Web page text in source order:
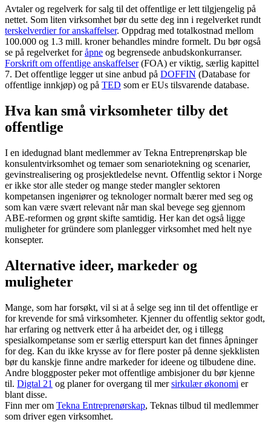
Avtaler og regelverk for salg til det offentlige er lett tilgjengelig på
nettet. Som liten virksomhet bør du sette deg inn i regelverket rundt
terskelverdier for anskaffelser. Oppdrag med totalkostnad mellom
100.000 og 1.3 mill. kroner behandles mindre formelt. Du bør også
se på regelverket foråpne og begrensede anbudskonkurranser.
Forskrift om offentlige anskaffelser(FOA) er viktig, særlig kapittel
7. Det offentlige legger ut sine anbud på DOFFIN (Database for
offentlige innkjøp) og på TED som er EUs tilsvarende database.
Hva kan små virksomheter tilby det
offentlige
I en idedugnad blant medlemmer av Tekna Entreprenørskap ble
konsulentvirksomhet og temaer som senariotekning og scenarier,
gevinstrealisering og prosjektledelse nevnt. Offentlig sektor i Norge
er ikke stor alle steder og mange steder mangler sektoren
kompetansen ingeniører og teknologer normalt bærer med seg og
som kan være svært relevant når man skal bevege seg gjennom
ABE-reformen og grønt skifte samtidig. Her kan det også ligge
muligheter for gründere som planlegger virksomhet med helt nye
konsepter.
Alternative ideer, markeder og
muligheter
Mange, som har forsøkt, vil si at å selge seg inn til det offentlige er
for krevende for små virksomheter. Kjenner du offentlig sektor godt,
har erfaring og nettverk etter å ha arbeidet der, og i tillegg
spesialkompetanse som er særlig etterspurt kan det finnes åpninger
for deg. Kan du ikke krysse av for flere poster på denne sjekklisten
bør du kanskje finne andre markeder for ideene og tilbudene dine.
Andre bloggposter peker mot offentlige ambisjoner du bør kjenne
til. Digtal 21 og planer for overgang til mersirkulær økonomi er
blant disse.
Finn mer om Tekna Entreprenørskap, Teknas tilbud til medlemmer
som driver egen virksomhet.